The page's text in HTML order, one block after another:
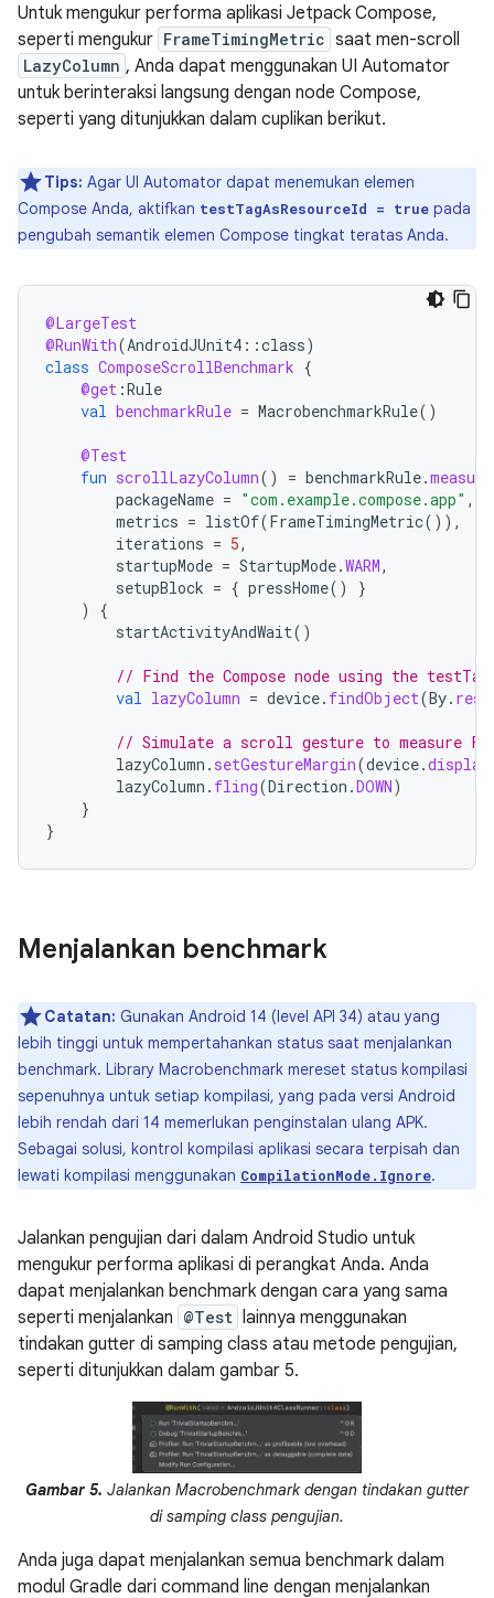
Untuk mengukur performa aplikasi Jetpack Compose,
seperti mengukur FrameTimingMetric saat men-scroll
LazyColumn , Anda dapat menggunakan UI Automator
untuk berinteraksi langsung dengan node Compose,
seperti yang ditunjukkan dalam cuplikan berikut.
Tips: Agar UI Automator dapat menemukan elemen
Compose Anda, aktifkan testTagAsResourceId = true pada
pengubah semantik elemen Compose tingkat teratas Anda.
@LargeTest
@RunWith(AndroidJUnit4 ::class)
class ComposeScrollBenchmark {
@get :Rule
val benchmarkRule = MacrobenchmarkRule()
@Test
fun scrollLazyColumn() = benchmarkRule.
packageName = "com.example.compose.app" ,
metrics = listOf(FrameTimingMetric()),
iterations = 5,
startupMode = StartupMode.WARM,
setupBlock = { pressHome()
}
)
{
startActivityAndWait()
// Find the Compose node using the
val lazyColumn = device. findObject(By. res
// Simulate a scroll gesture to measure
lazyColumn . setGestureMargin(device.
lazyColumn . fling(Direction .DOWN)
}
}
Menjalankan benchmark
Catatan: Gunakan Android 14 (level API 34) atau yang
lebih tinggi untuk mempertahankan status saat menjalankan
benchmark. Library Macrobenchmark mereset status kompilasi
sepenuhnya untuk setiap kompilasi, yang pada versi Android
lebih rendah dari 14 memerlukan penginstalan ulang APK.
Sebagai solusi, kontrol kompilasi aplikasi secara terpisah dan
lewati kompilasi menggunakan CompilationMode.Ignore.
Jalankan pengujian dari dalam Android Studio untuk
mengukur performa aplikasi di perangkat Anda. Anda
dapat menjalankan benchmark dengan cara yang sama
seperti menjalankan @Test
lainnya menggunakan
tindakan gutter di samping class atau metode pengujian,
seperti ditunjukkan dalam gambar 5.
Gambar 5. Jalankan Macrobenchmark dengan tindakan gutter
di samping class pengujian.
Anda juga dapat menjalankan semua benchmark dalam
modul Gradle dari command line dengan menjalankan